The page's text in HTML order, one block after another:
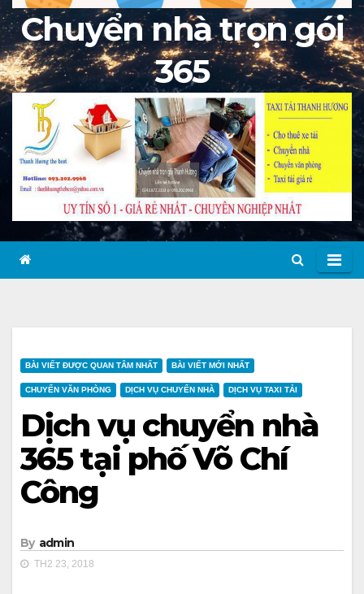
Chuyển nhà trọn gói
365
BÀI VIẾT ĐƯỢC QUAN TÂM NHẤT BÀI VIẾT MỚI NHẤT
CHUYỂN VĂN PHÒNG DỊCH VỤ CHUYỂN NHÀ DỊCH VỤ TAXI TẢI
Dịch vụ chuyển nhà
365 tại phố Võ Chí
Công
By admin
TH2 23, 2018